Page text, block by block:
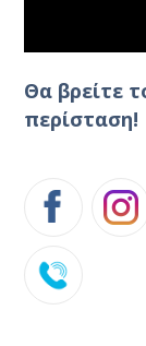
Θα βρείτε
περίσταση!